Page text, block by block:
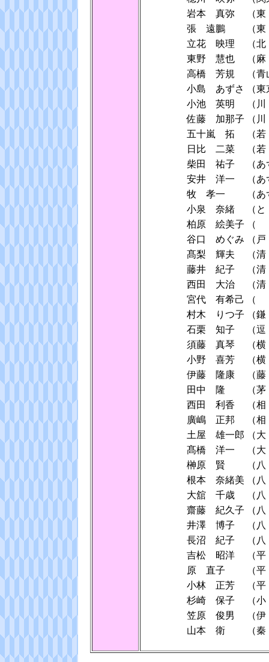
岩本 真弥
（
張 遠鵬
（
立花 映理
（
東野 慧也
（
高橋 芳規
（
小島 あずさ
（
小池 英明
（
佐藤 加那子
（
五十嵐 拓
（
日比 二菜
（
柴田 祐子
（
安井 洋一
（
牧 孝一
（
小泉 奈緒
（
柏原 絵美子
谷口 めぐみ
（
髙梨 輝夫
（
藤井 紀子
（
西田 大治
（
宮代 有希己
村木 りつ子
（
石栗 知子
（
須藤 真琴
（
小野 喜芳
（
伊藤 隆康
（
田中 隆
（
西田 利香
（
廣嶋 正邦
（
土屋 雄一郎
（
髙橋 洋一
（
榊原 賢
（
根本 奈緒美
（
大舘 千歳
（
齋藤 紀久子
（
井澤 博子
（
長沼 紀子
（
吉松 昭洋
（
原 直子
（
小林 正芳
（
杉崎 保子
（
笠原 俊男
（
山本 衛
（